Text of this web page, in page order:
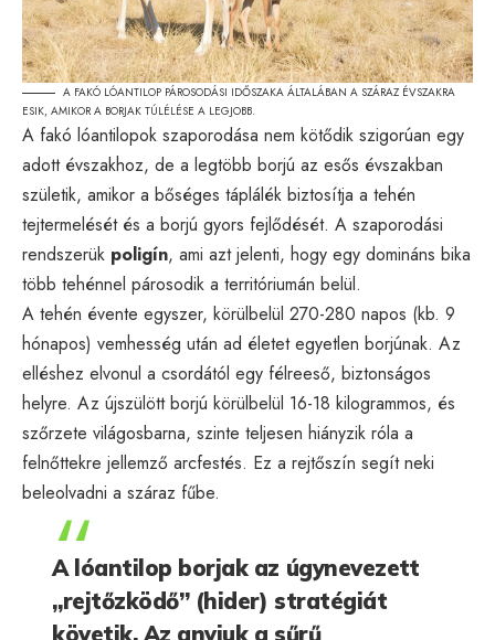
A FAKÓ LÓANTILOP PÁROSODÁSI IDŐSZAKA ÁLTALÁBAN A SZÁRAZ ÉVSZAKRA
ESIK, AMIKOR A BORJAK TÚLÉLÉSE A LEGJOBB.
A fakó lóantilopok szaporodása nem kötődik szigorúan egy
adott évszakhoz, de a legtöbb borjú az esős évszakban
születik, amikor a bőséges táplálék biztosítja a tehén
tejtermelését és a borjú gyors fejlődését. A szaporodási
rendszerük poligín, ami azt jelenti, hogy egy domináns bika
több tehénnel párosodik a territóriumán belül.
A tehén évente egyszer, körülbelül 270-280 napos (kb. 9
hónapos) vemhesség után ad életet egyetlen borjúnak. Az
elléshez elvonul a csordától egy félreeső, biztonságos
helyre. Az újszülött borjú körülbelül 16-18 kilogrammos, és
szőrzete világosbarna, szinte teljesen hiányzik róla a
felnőttekre jellemző arcfestés. Ez a rejtőszín segít neki
beleolvadni a száraz fűbe.
A lóantilop borjak az úgynevezett
„rejtőzködő” (hider) stratégiát
követik. Az anyjuk a sűrű